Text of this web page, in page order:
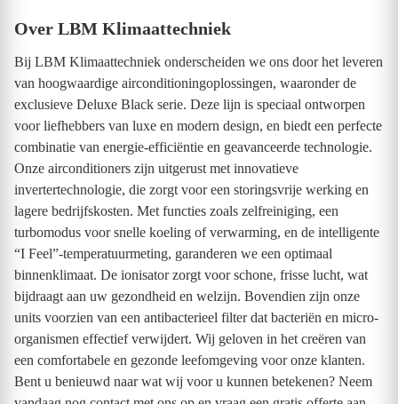
Over LBM Klimaattechniek
Bij LBM Klimaattechniek onderscheiden we ons door het leveren
van hoogwaardige airconditioningoplossingen, waaronder de
exclusieve Deluxe Black serie. Deze lijn is speciaal ontworpen
voor liefhebbers van luxe en modern design, en biedt een perfecte
combinatie van energie-efficiëntie en geavanceerde technologie.
Onze airconditioners zijn uitgerust met innovatieve
invertertechnologie, die zorgt voor een storingsvrije werking en
lagere bedrijfskosten. Met functies zoals zelfreiniging, een
turbomodus voor snelle koeling of verwarming, en de intelligente
“I Feel”-temperatuurmeting, garanderen we een optimaal
binnenklimaat. De ionisator zorgt voor schone, frisse lucht, wat
bijdraagt aan uw gezondheid en welzijn. Bovendien zijn onze
units voorzien van een antibacterieel filter dat bacteriën en micro-
organismen effectief verwijdert. Wij geloven in het creëren van
een comfortabele en gezonde leefomgeving voor onze klanten.
Bent u benieuwd naar wat wij voor u kunnen betekenen? Neem